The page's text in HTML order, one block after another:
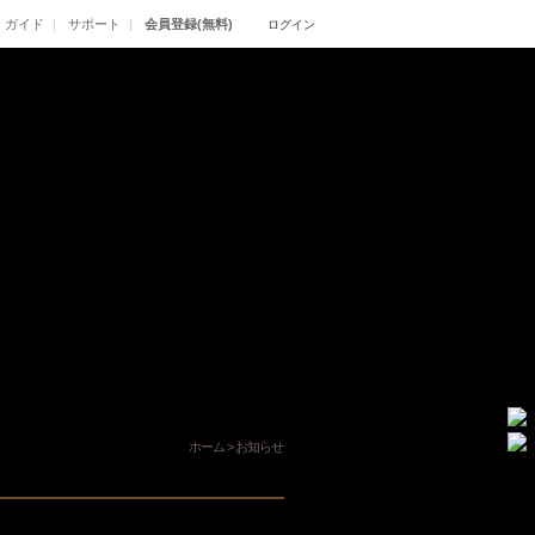
ガイド サポート 会員登録(無料) ログイン
ホーム> お知らせ